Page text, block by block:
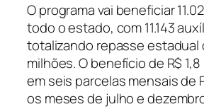
O programa vai beneficiar
todo o estado, com 11.143
totalizando repasse estadual
milhões. O benefício de R$
em seis parcelas mensais de
os meses de julho e